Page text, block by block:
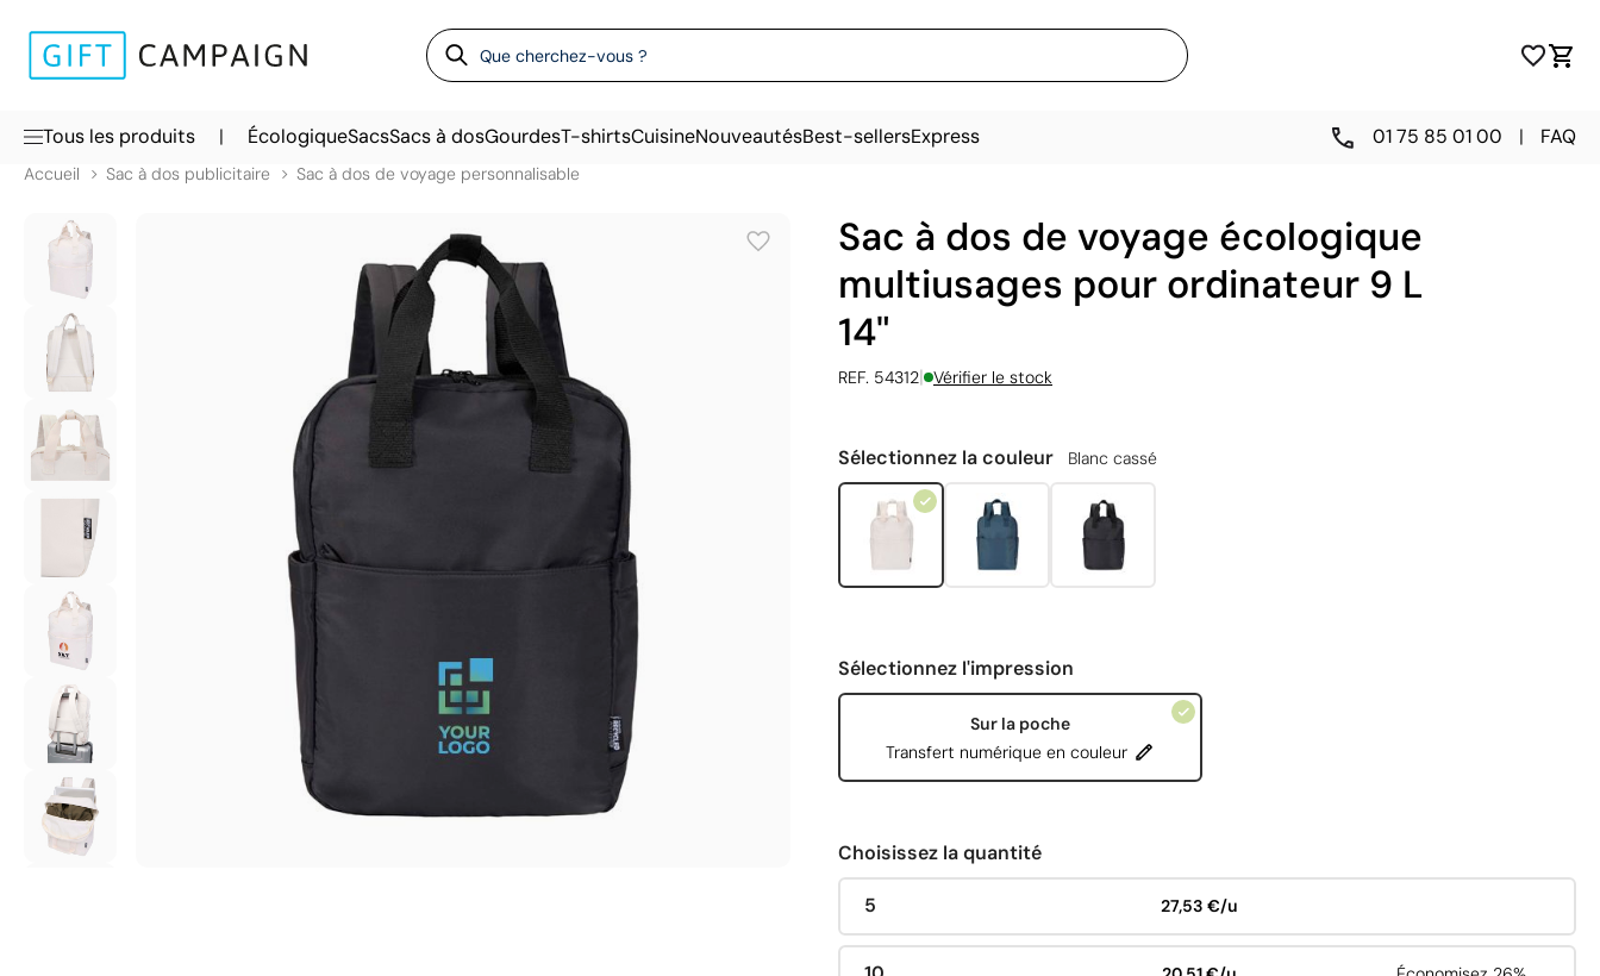
Tous les produits | ÉcologiqueSacsSacs à dosGourdesT-shirtsCuisineNouveautésBest-sellersExpress 01 75 85 01 00 | FAQ
Accueil Sac à dos publicitaire Sac à dos de voyage personnalisable
Sac à dos de voyage écologique
multiusages pour ordinateur 9 L
14"
REF. 54312| Vérifier le stock
Sélectionnez la couleur Blanc cassé
Sélectionnez l'impression
Sur la poche
Transfert numérique en couleur
Choisissez la quantité
5 27,53 €/u